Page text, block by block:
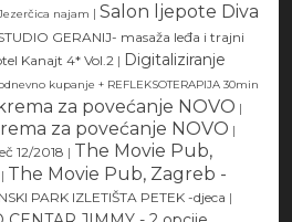
najam | Salon ljepote Diva
GERANIJ- masaža leđa i trajni
Kanajt 4* Vol.2 | Digitaliziranje
kupanje + REFLEKSOTERAPIJA 30min
za povećanje NOVO |
za povećanje NOVO |
12/2018 | The Movie Pub,
| The Movie Pub, Zagreb -
PARK IZLETIŠTA PETEK -djeca |